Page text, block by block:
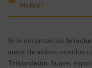
Molino?
Si te encantan los brioche
mejor de ambos mundos
Tritordeum. Suave,